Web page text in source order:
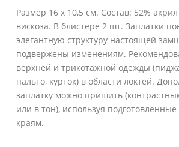
Размер 16 х 10,5 см. Состав: 52%
вискоза. В блистере 2 шт. Заплатки
элегантную структуру настоящей
подвержены изменениям.
верхней и трикотажной одежды
пальто, курток) в области локтей.
заплатку можно пришить
или в тон), используя
краям.